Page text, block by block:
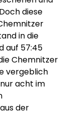
diese
in die
auf 57:45
Chemnitzer
vergeblich
acht im
der